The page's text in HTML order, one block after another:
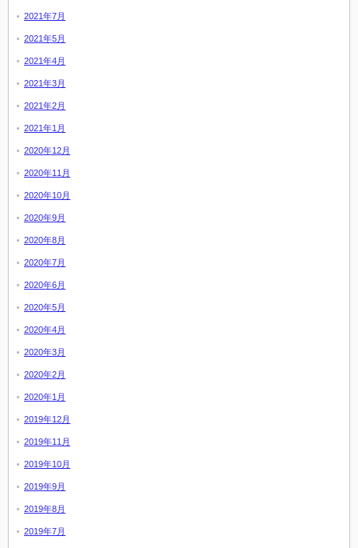
2021年7月
2021年5月
2021年4月
2021年3月
2021年2月
2021年1月
2020年12月
2020年11月
2020年10月
2020年9月
2020年8月
2020年7月
2020年6月
2020年5月
2020年4月
2020年3月
2020年2月
2020年1月
2019年12月
2019年11月
2019年10月
2019年9月
2019年8月
2019年7月